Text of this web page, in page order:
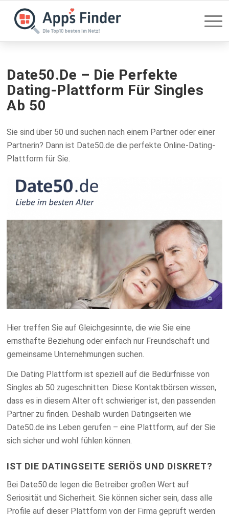
Date50.de – Die Perfekte
Dating-Plattform Für Singles
Ab 50
Sie sind über 50 und suchen nach einem Partner oder einer
Partnerin? Dann ist Date50.de die perfekte Online-Dating-
Plattform für Sie.
Hier treffen Sie auf Gleichgesinnte, die wie Sie eine
ernsthafte Beziehung oder einfach nur Freundschaft und
gemeinsame Unternehmungen suchen.
Die Dating Plattform ist speziell auf die Bedürfnisse von
Singles ab 50 zugeschnitten. Diese Kontaktbörsen wissen,
dass es in diesem Alter oft schwieriger ist, den passenden
Partner zu finden. Deshalb wurden Datingseiten wie
Date50.de ins Leben gerufen – eine Plattform, auf der Sie
sich sicher und wohl fühlen können.
IST DIE DATINGSEITE SERIÖS UND DISKRET?
Bei Date50.de legen die Betreiber großen Wert auf
Seriosität und Sicherheit. Sie können sicher sein, dass alle
Profile auf dieser Plattform von der Firma geprüft werden